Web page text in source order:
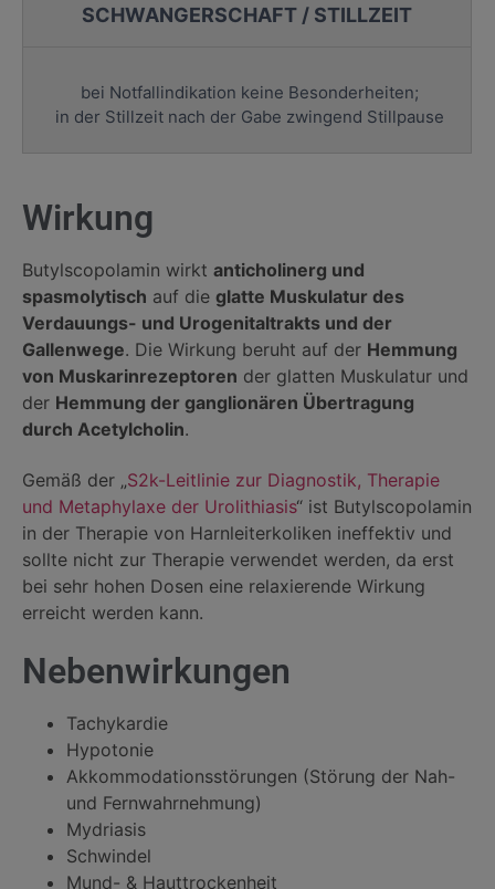
SCHWANGERSCHAFT / STILLZEIT
bei Notfallindikation keine Besonderheiten;
in der Stillzeit nach der Gabe zwingend Stillpause
Wirkung
Butylscopolamin wirkt anticholinerg und
spasmolytisch auf die glatte Muskulatur des
Verdauungs- und Urogenitaltrakts und der
Gallenwege. Die Wirkung beruht auf der Hemmung
von Muskarinrezeptoren der glatten Muskulatur und
der Hemmung der ganglionären Übertragung
durch Acetylcholin.
Gemäß der „S2k-Leitlinie zur Diagnostik, Therapie
und Metaphylaxe der Urolithiasis“ ist Butylscopolamin
in der Therapie von Harnleiterkoliken ineffektiv und
sollte nicht zur Therapie verwendet werden, da erst
bei sehr hohen Dosen eine relaxierende Wirkung
erreicht werden kann.
Nebenwirkungen
Tachykardie
Hypotonie
Akkommodationsstörungen (Störung der Nah-
und Fernwahrnehmung)
Mydriasis
Schwindel
Mund- & Hauttrockenheit